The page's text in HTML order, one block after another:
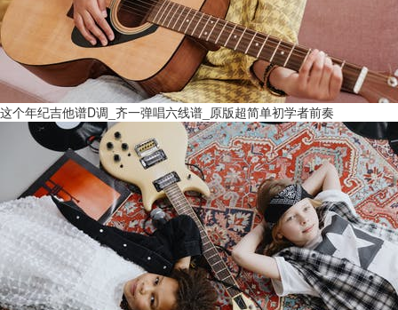
这个年纪吉他谱D调_齐一弹唱六线谱_原版超简单初学者前奏